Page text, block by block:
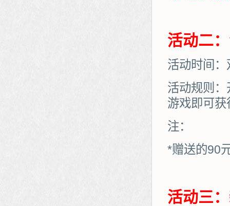
活动二
活动时间
活动规则
游戏即可
注：
*赠送的90
活动三